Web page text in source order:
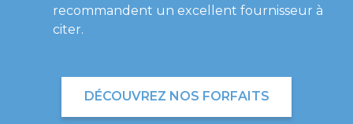
recommandent un excellent fournisseur à
citer.
DÉCOUVREZ NOS FORFAITS